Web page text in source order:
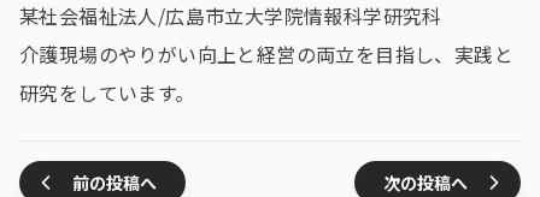
某社会福祉法人/広島市立大学院情報科学研究科
介護現場のやりがい向上と経営の両立を目指し、実践と
研究をしています。
前の投稿へ 次の投稿へ